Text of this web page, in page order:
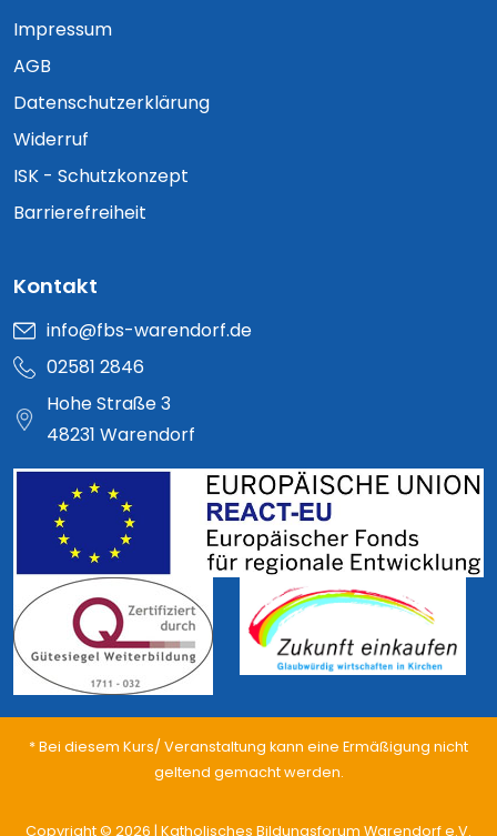
Impressum
AGB
Datenschutzerklärung
Widerruf
ISK - Schutzkonzept
Barrierefreiheit
Kontakt
info@fbs-warendorf.de
02581 2846
Hohe Straße 3
48231 Warendorf
* Bei diesem Kurs/ Veranstaltung kann eine Ermäßigung nicht
geltend gemacht werden.
Copyright © 2026 | Katholisches Bildungsforum Warendorf e.V.